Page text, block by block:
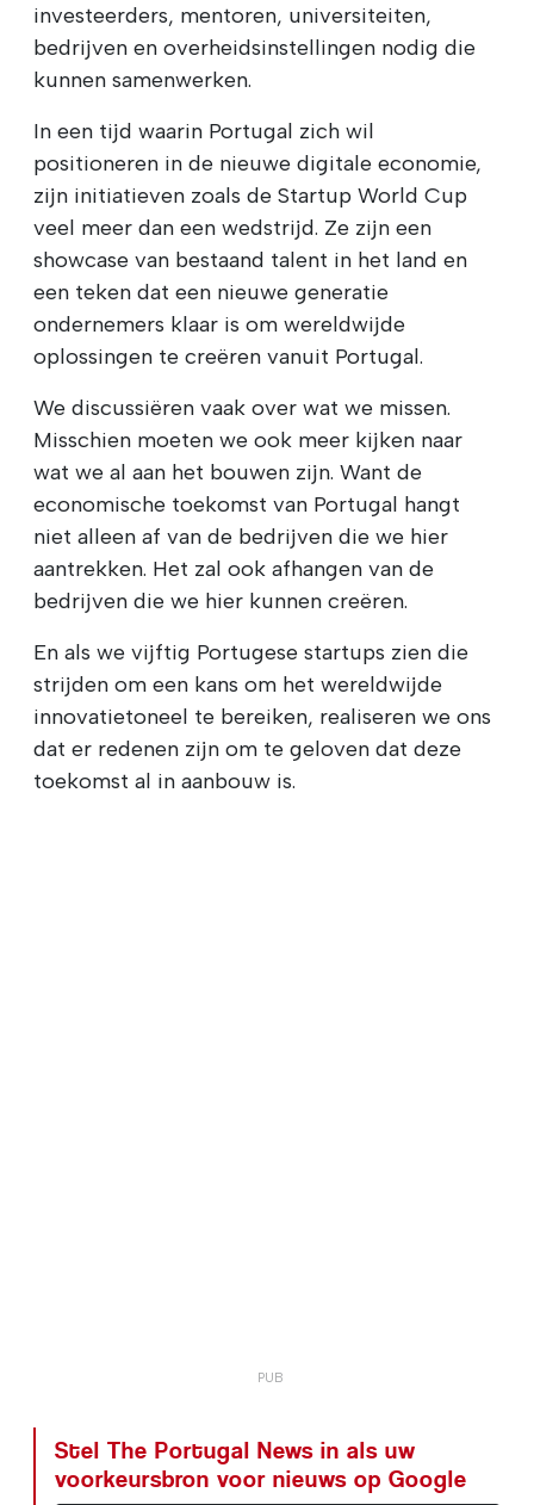
investeerders, mentoren, universiteiten,
bedrijven en overheidsinstellingen nodig die
kunnen samenwerken.
In een tijd waarin Portugal zich wil
positioneren in de nieuwe digitale economie,
zijn initiatieven zoals de Startup World Cup
veel meer dan een wedstrijd. Ze zijn een
showcase van bestaand talent in het land en
een teken dat een nieuwe generatie
ondernemers klaar is om wereldwijde
oplossingen te creëren vanuit Portugal.
We discussiëren vaak over wat we missen.
Misschien moeten we ook meer kijken naar
wat we al aan het bouwen zijn. Want de
economische toekomst van Portugal hangt
niet alleen af van de bedrijven die we hier
aantrekken. Het zal ook afhangen van de
bedrijven die we hier kunnen creëren.
En als we vijftig Portugese startups zien die
strijden om een kans om het wereldwijde
innovatietoneel te bereiken, realiseren we ons
dat er redenen zijn om te geloven dat deze
toekomst al in aanbouw is.
Stel The Portugal News in als uw
voorkeursbron voor nieuws op Google